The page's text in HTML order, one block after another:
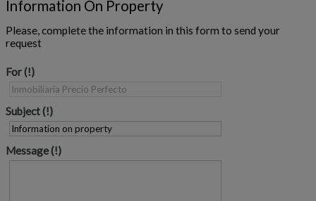
Information On Property
Please, complete the information in this form to send your
request
For
Subject
Message